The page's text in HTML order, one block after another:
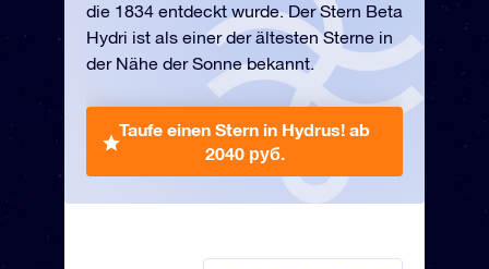
die 1834 entdeckt wurde. Der Stern Beta
Hydri ist als einer der ältesten Sterne in
der Nähe der Sonne bekannt.
Taufe einen Stern in Hydrus! ab
2040 руб.